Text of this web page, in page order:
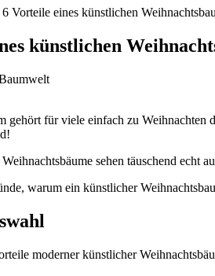
6 Vorteile eines künstlichen
künstlichen
gehört für viele einfach zu Weihnachten
sehen täuschend echt
warum ein künstlicher
moderner künstlicher